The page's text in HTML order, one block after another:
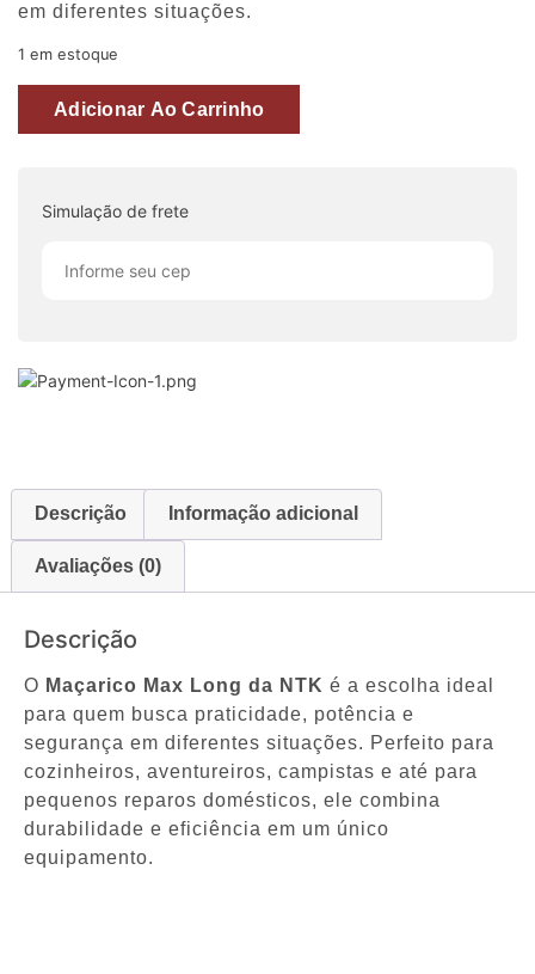
em diferentes situações.
1 em estoque
Adicionar Ao Carrinho
Simulação de frete
Descrição Informação adicional
Avaliações (0)
Descrição
O Maçarico Max Long da NTK é a escolha ideal
para quem busca praticidade, potência e
segurança em diferentes situações. Perfeito para
cozinheiros, aventureiros, campistas e até para
pequenos reparos domésticos, ele combina
durabilidade e eficiência em um único
equipamento.